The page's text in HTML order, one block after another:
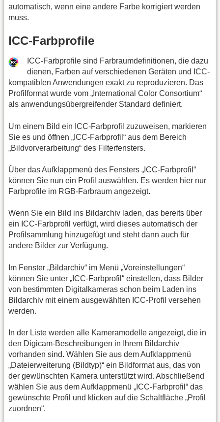
automatisch, wenn eine andere Farbe korrigiert werden
muss.
ICC-Farbprofile
ICC-Farbprofile sind Farbraumdefinitionen, die dazu
dienen, Farben auf verschiedenen Geräten und ICC-
kompatiblen Anwendungen exakt zu reproduzieren. Das
Profilformat wurde vom „International Color Consortium“
als anwendungsübergreifender Standard definiert.
Um einem Bild ein ICC-Farbprofil zuzuweisen, markieren
Sie es und öffnen „ICC-Farbprofil“ aus dem Bereich
„Bildvorverarbeitung“ des Filterfensters.
Über das Aufklappmenü des Fensters „ICC-Farbprofil“
können Sie nun ein Profil auswählen. Es werden hier nur
Farbprofile im RGB-Farbraum angezeigt.
Wenn Sie ein Bild ins Bildarchiv laden, das bereits über
ein ICC-Farbprofil verfügt, wird dieses automatisch der
Profilsammlung hinzugefügt und steht dann auch für
andere Bilder zur Verfügung.
Im Fenster „Bildarchiv“ im Menü „Voreinstellungen“
können Sie unter „ICC-Farbprofil“ einstellen, dass Bilder
von bestimmten Digitalkameras schon beim Laden ins
Bildarchiv mit einem ausgewählten ICC-Profil versehen
werden.
In der Liste werden alle Kameramodelle angezeigt, die in
den Digicam-Beschreibungen in Ihrem Bildarchiv
vorhanden sind. Wählen Sie aus dem Aufklappmenü
„Dateierweiterung (Bildtyp)“ ein Bildformat aus, das von
der gewünschten Kamera unterstützt wird. Abschließend
wählen Sie aus dem Aufklappmenü „ICC-Farbprofil“ das
gewünschte Profil und klicken auf die Schaltfläche „Profil
zuordnen“.